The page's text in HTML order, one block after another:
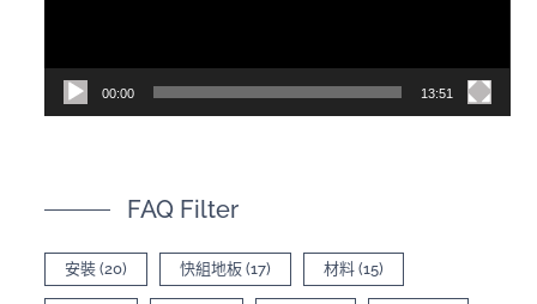
00:00 13:51
FAQ Filter
安裝 (20) 快組地板 (17) 材料 (15)